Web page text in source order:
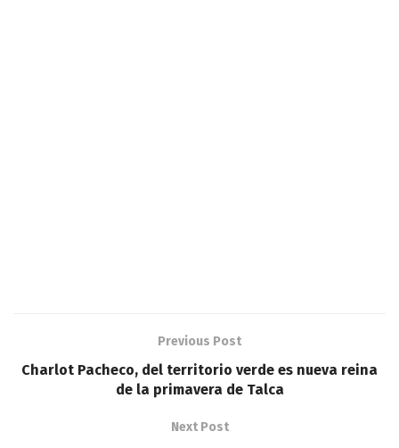
Previous Post
Charlot Pacheco, del territorio verde es nueva reina
de la primavera de Talca
Next Post